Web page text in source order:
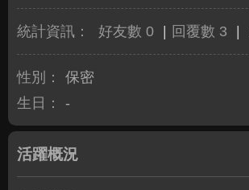
統計資訊： 好友數 0 回覆數 3
性別：
保密
生日：
-
活躍概況